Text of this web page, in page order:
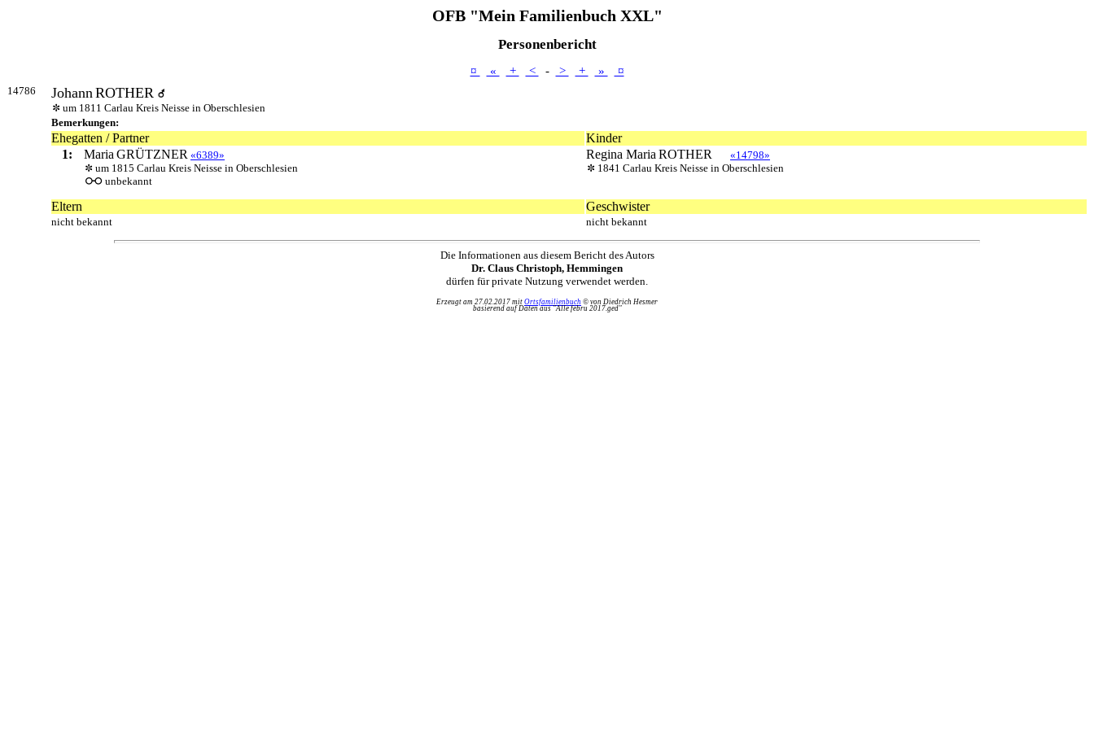
OFB "Mein Familienbuch XXL"
Personenbericht
¤ « + < - > + » ¤
14786 JohannROTHER
um 1811 Carlau Kreis Neisse in Oberschlesien
Bemerkungen:
Ehegatten / Partner
Kinder
1:
Maria GRÜTZNER «6389»
um 1815 Carlau Kreis Neisse in Oberschlesien
unbekannt
Regina Maria ROTHER
«14798»
1841 Carlau Kreis Neisse in Oberschlesien
Eltern Geschwister
nicht bekannt nicht bekannt
Die Informationen aus diesem Bericht des Autors
Dr. Claus Christoph, Hemmingen
dürfen für private Nutzung verwendet werden.
Erzeugt am 27.02.2017 mit Ortsfamilienbuch © von Diedrich Hesmer
basierend auf Daten aus "Alle febru 2017.ged"